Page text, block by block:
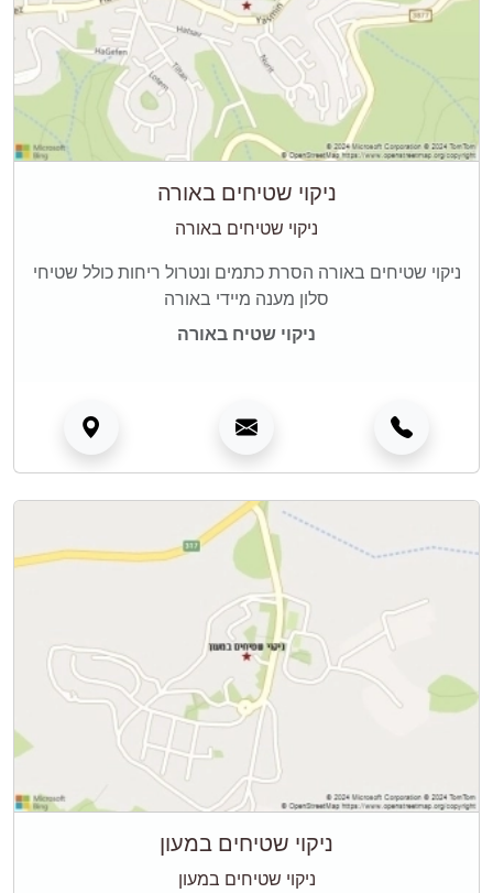
ניקוי שטיחים באורה
ניקוי שטיחים באורה
ניקוי שטיחים באורה הסרת כתמים ונטרול ריחות כולל שטיחי
סלון מענה מיידי באורה
ניקוי שטיח באורה
ניקוי שטיחים במעון
ניקוי שטיחים במעון